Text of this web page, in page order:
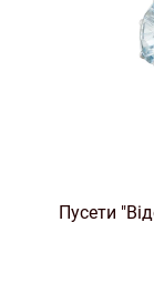
Пусети